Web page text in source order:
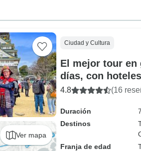
Ver mapa
Ciudad y Cultura
El mejor tour en
días, con
máximo de 6
4.8 (16
Duración
Destinos
Franja de edad